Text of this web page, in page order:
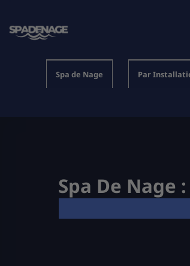
contenu
Spa de Nage Par
Spa De Nage